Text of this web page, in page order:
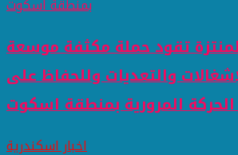
تقود حملة مكثفة موسعة
والتعديات وللحفاظ على
الحركة المرورية بمنطقة اسكوت
اخبار اسكندرية